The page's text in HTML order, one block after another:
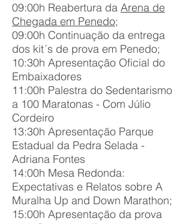
09:00h Reabertura da Arena de
Chegada em Penedo;
09:00h Continuação da entrega
dos kit´s de prova em Penedo;
10:30h Apresentação Oficial do
Embaixadores
11:00h Palestra do Sedentarismo
a 100 Maratonas - Com Júlio
Cordeiro
13:30h Apresentação Parque
Estadual da Pedra Selada -
Adriana Fontes
14:00h Mesa Redonda:
Expectativas e Relatos sobre A
Muralha Up and Down Marathon;
15:00h Apresentação da prova